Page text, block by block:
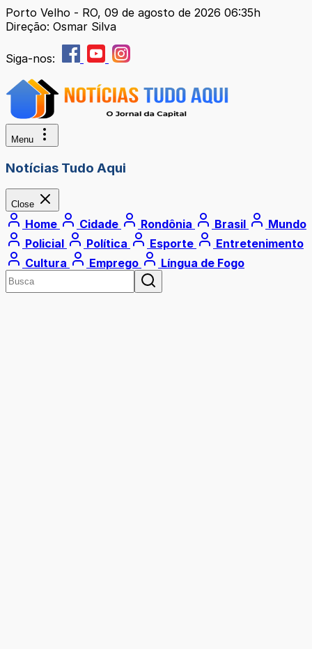
Porto Velho - RO, 09 de agosto de 2026 06:35h
Direção: Osmar Silva
Siga-nos:
Menu
Notícias Tudo Aqui
Close
Home Cidade Rondônia Brasil
Mundo
Policial
Política Esporte
Entretenimento
Cultura
Emprego Língua de Fogo